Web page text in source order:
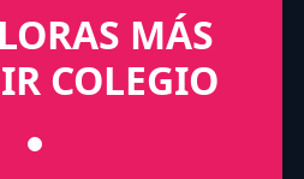
MÁS
COLEGIO